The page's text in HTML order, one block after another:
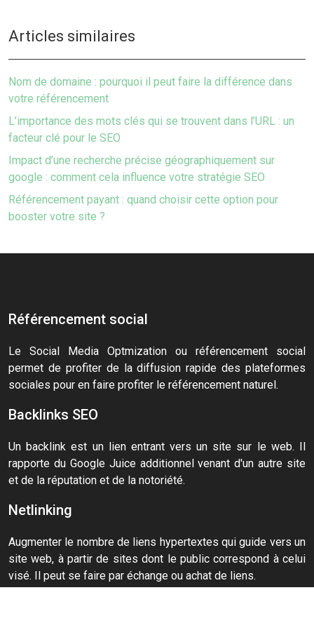
Articles similaires
Nom de domaine : pourquoi il peut faire la différence dans
votre référencement
L’importance des mots clés qui se trouvent dans l’URL : un
facteur clé pour le SEO
Impact d’une recherche précise géographiquement sur
google : comment cela influence votre stratégie SEO
Référencement payant : quand choisir cette option pour
booster votre site ?
Référencement social
Le Social Media Optmization ou référencement social
permet de profiter de la diffusion rapide des plateformes
sociales pour en faire profiter le référencement naturel.
Backlinks SEO
Un backlink est un lien entrant vers un site sur le web. Il
rapporte du Google Juice additionnel venant d'un autre site
et de la réputation et de la notoriété.
Netlinking
Augmenter le nombre de liens hypertextes qui guide vers un
site web, à partir de sites dont le public correspond à celui
visé. Il peut se faire par échange ou achat de liens.